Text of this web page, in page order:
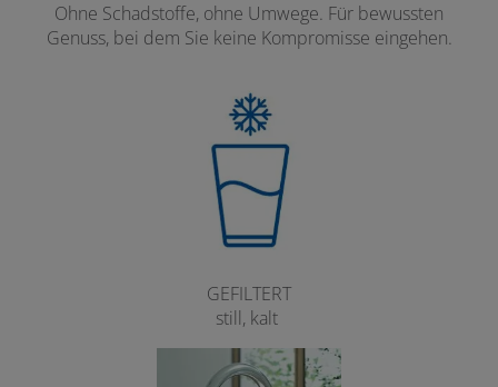
Ohne Schadstoffe, ohne Umwege. Für bewussten
Genuss, bei dem Sie keine Kompromisse eingehen.
GEFILTERT
still, kalt